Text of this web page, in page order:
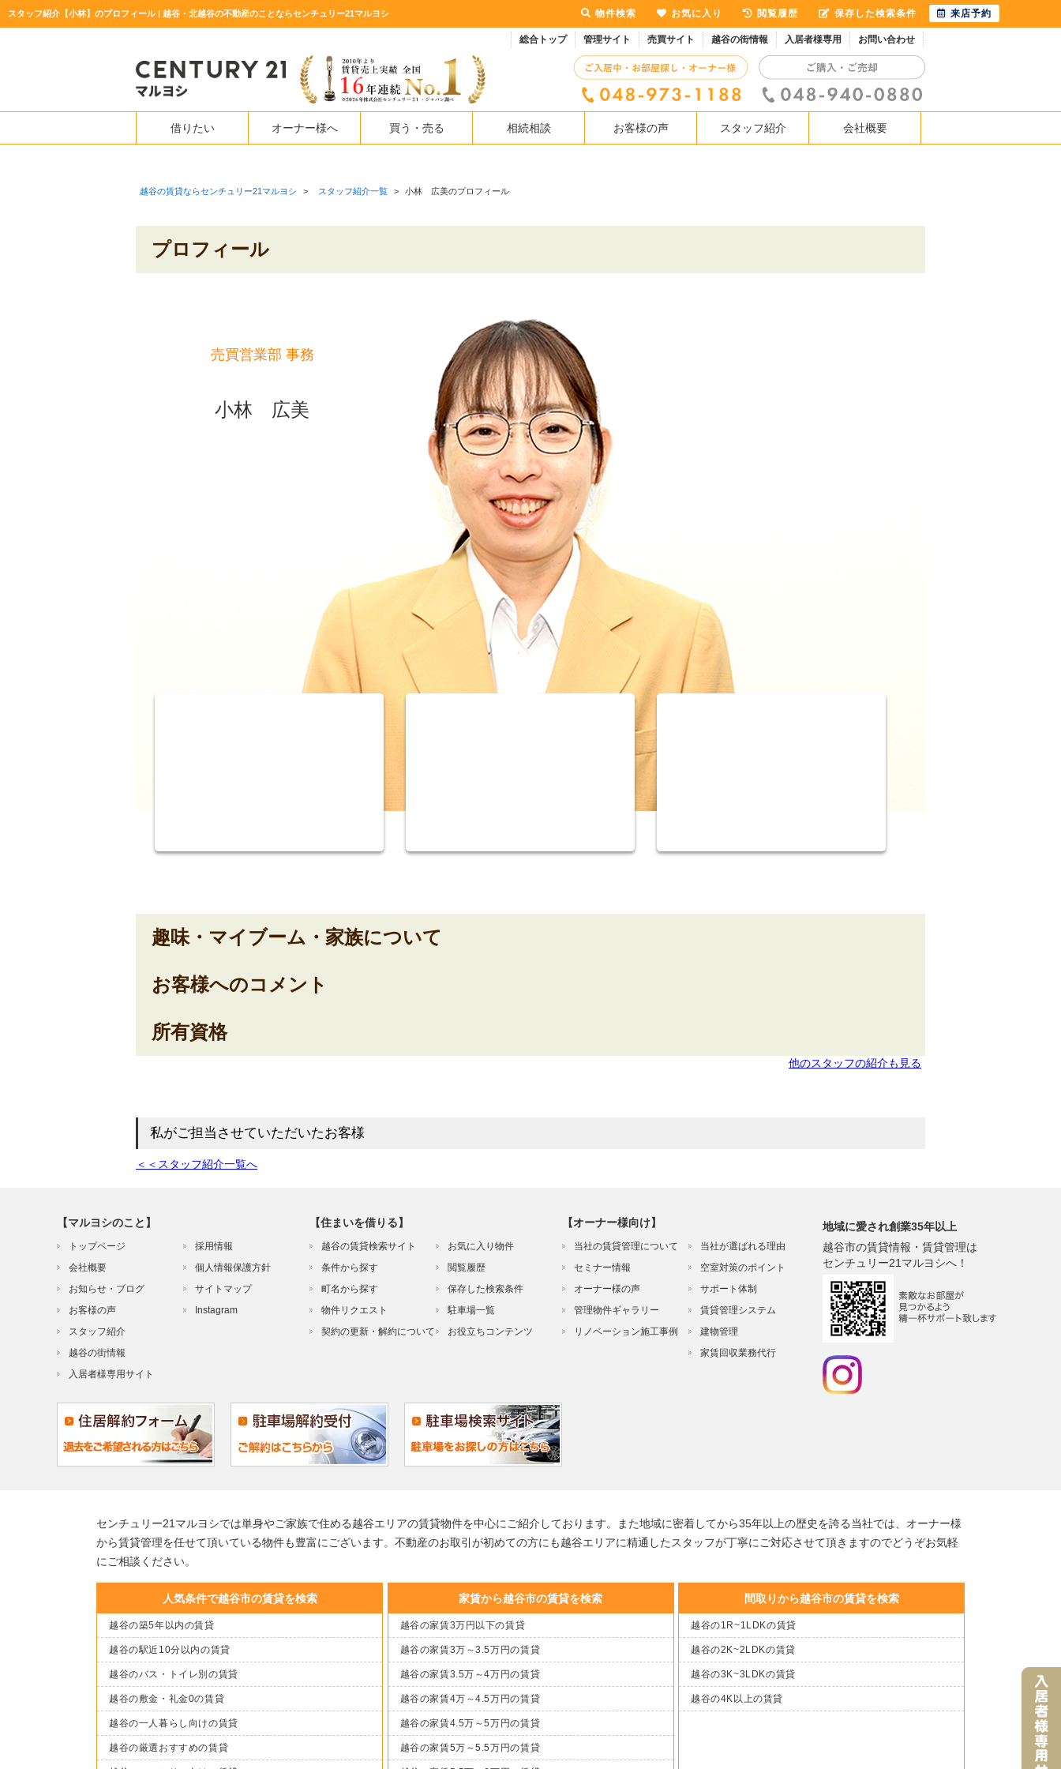
スタッフ紹介【小林】のプロフィール | 越谷・北越谷の不動産のことならセンチュリー21マルヨシ
総合トップ 管理サイト 売買サイト 越谷の街情報 入居者様専用 お問い合わせ
借りたい オーナー様へ 買う・売る 相続相談 お客様の声 スタッフ紹介 会社概要
越谷の賃貸ならセンチュリー21マルヨシ > スタッフ紹介一覧 > 小林 広美のプロフィール
プロフィール
売買営業部 事務
小林 広美
趣味・マイブーム・家族について
お客様へのコメント
所有資格
他のスタッフの紹介も見る
私がご担当させていただいたお客様
＜＜スタッフ紹介一覧へ
【マルヨシのこと】
トップページ
会社概要
お知らせ・ブログ
お客様の声
スタッフ紹介
越谷の街情報
入居者様専用サイト
採用情報
個人情報保護方針
サイトマップ
Instagram
【住まいを借りる】
越谷の賃貸検索サイト
条件から探す
町名から探す
物件リクエスト
契約の更新・解約について
お気に入り物件
閲覧履歴
保存した検索条件
駐車場一覧
お役立ちコンテンツ
【オーナー様向け】
当社の賃貸管理について
セミナー情報
オーナー様の声
管理物件ギャラリー
リノベーション施工事例
当社が選ばれる理由
空室対策のポイント
サポート体制
賃貸管理システム
建物管理
家賃回収業務代行
地域に愛され創業35年以上
越谷市の賃貸情報・賃貸管理は
センチュリー21マルヨシへ！
センチュリー21マルヨシでは単身やご家族で住める越谷エリアの賃貸物件を中心にご紹介しております。また地域に密着してから35年以上の歴史を誇る当社では、オーナー様
から賃貸管理を任せて頂いている物件も豊富にございます。不動産のお取引が初めての方にも越谷エリアに精通したスタッフが丁寧にご対応させて頂きますのでどうぞお気軽
にご相談ください。
人気条件で越谷市の賃貸を検索
越谷の築5年以内の賃貸
越谷の駅近10分以内の賃貸
越谷のバス・トイレ別の賃貸
越谷の敷金・礼金0の賃貸
越谷の一人暮らし向けの賃貸
越谷の厳選おすすめの賃貸
家賃から越谷市の賃貸を検索
越谷の家賃3万円以下の賃貸
越谷の家賃3万～3.5万円の賃貸
越谷の家賃3.5万～4万円の賃貸
越谷の家賃4万～4.5万円の賃貸
越谷の家賃4.5万～5万円の賃貸
越谷の家賃5万～5.5万円の賃貸
間取りから越谷市の賃貸を検索
越谷の1R~1LDKの賃貸
越谷の2K~2LDKの賃貸
越谷の3K~3LDKの賃貸
越谷の4K以上の賃貸
物件検索 お気に入り 閲覧履歴 保存した検索条件 来店予約